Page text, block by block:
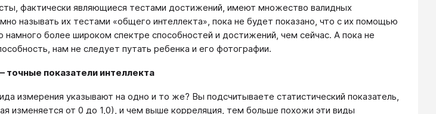
фактически являющиеся тестами достижений, имеют множество валидных
называть их тестами «общего интеллекта», пока не будет показано, что с их помощью
намного более широком спектре способностей и достижений, чем сейчас. А пока не
нам не следует путать ребенка и его фотографии.
точные показатели интеллекта
измерения указывают на одно и то же? Вы подсчитываете статистический показатель,
изменяется от 0 до 1,0), и чем выше корреляция, тем больше похожи эти виды